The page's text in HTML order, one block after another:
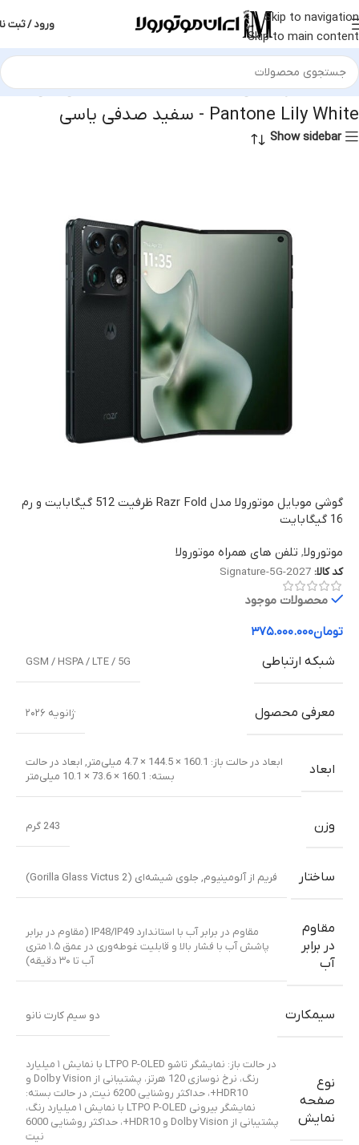
Skip to navigation
Skip to main content
ورود / ثبت
خانه محصول رنگ بندی Pantone Lily White - سفید صدفی یاسی
Pantone Lily White - سفید صدفی یاسی
Show sidebar
گوشی موبایل موتورولا مدل Razr Fold ظرفیت 512 گیگابایت و رم
16 گیگابایت
موتورولا, تلفن های همراه موتورولا
کد کالا: Signature-5G-2027
محصولات موجود
تومان۳۷۵.۰۰۰.۰۰۰
شبکه ارتباطی
GSM / HSPA / LTE / 5G
معرفی محصول ژانویه ۲۰۲۶
ابعاد ابعاد در حالت باز: 160.1 × 144.5 × 4.7 میلی‌متر , ابعاد در حالت
بسته: 160.1 × 73.6 × 10.1 میلی‌متر
وزن 243 گرم
ساختار فریم از آلومینیوم, جلوی شیشه‌ای (Gorilla Glass Victus 2)
مقاوم
در برابر
آب
مقاوم در برابر آب با استاندارد IP48/IP49 (مقاوم در برابر
پاشش آب با فشار بالا و قابلیت غوطه‌وری در عمق ۱.۵ متری
آب تا ۳۰ دقیقه)
سیمکارت دو سیم کارت نانو
نوع
صفحه
نمایش
در حالت باز: نمایشگر تاشو LTPO P-OLED با نمایش ۱ میلیارد
رنگ، نرخ نوسازی 120 هرتز، پشتیبانی از Dolby Vision و
HDR10+، حداکثر روشنایی 6200 نیت
, در حالت بسته:
نمایشگر بیرونی LTPO P-OLED با نمایش ۱ میلیارد رنگ،
پشتیبانی از Dolby Vision و HDR10+، حداکثر روشنایی 6000
نیت